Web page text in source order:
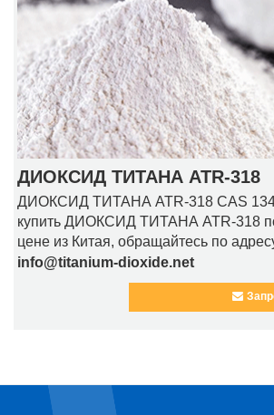
ДИОКСИД ТИТАНА ATR-318
ДИОКСИД ТИТАНА ATR-318 CAS
купить ДИОКСИД ТИТАНА ATR-318
цене из Китая, обращайтесь по
info@titanium-dioxide.net